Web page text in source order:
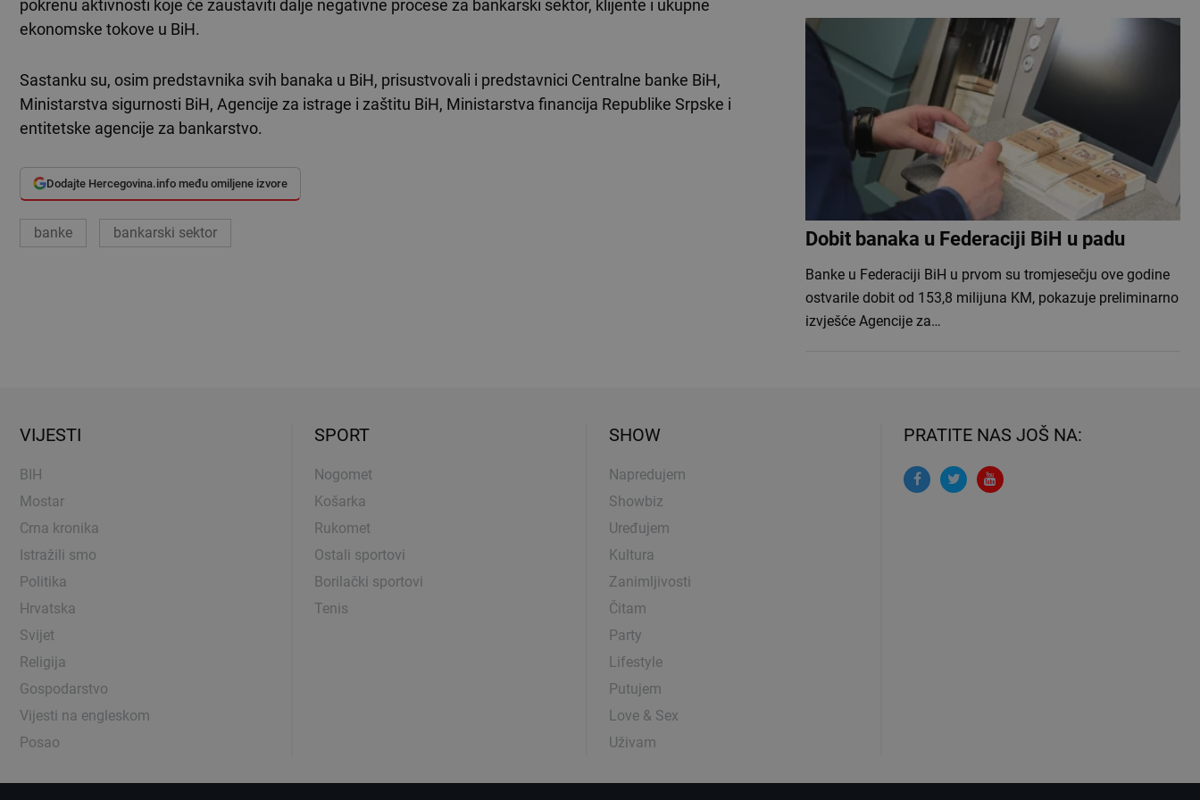
pokrenu aktivnosti koje će zaustaviti dalje negativne procese za bankarski sektor, klijente i ukupne
ekonomske tokove u BiH.
Sastanku su, osim predstavnika svih banaka u BiH, prisustvovali i predstavnici Centralne banke BiH,
Ministarstva sigurnosti BiH, Agencije za istrage i zaštitu BiH, Ministarstva financija Republike Srpske i
entitetske agencije za bankarstvo.
Dodajte Hercegovina.info među omiljene izvore
banke bankarski sektor Dobit banaka u Federaciji BiH u padu
Banke u Federaciji BiH u prvom su tromjesečju ove godine
ostvarile dobit od 153,8 milijuna KM, pokazuje preliminarno
izvješće Agencije za…
VIJESTI
BIH
Mostar
Crna kronika
Istražili smo
Politika
Hrvatska
Svijet
Religija
Gospodarstvo
Vijesti na engleskom
Posao
SPORT
Nogomet
Košarka
Rukomet
Ostali sportovi
Borilački sportovi
Tenis
SHOW
Napredujem
Showbiz
Uređujem
Kultura
Zanimljivosti
Čitam
Party
Lifestyle
Putujem
Love & Sex
Uživam
PRATITE NAS JOŠ NA: